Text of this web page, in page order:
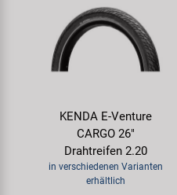
KENDA E-Venture
CARGO 26"
Drahtreifen 2.20
in verschiedenen Varianten
erhältlich